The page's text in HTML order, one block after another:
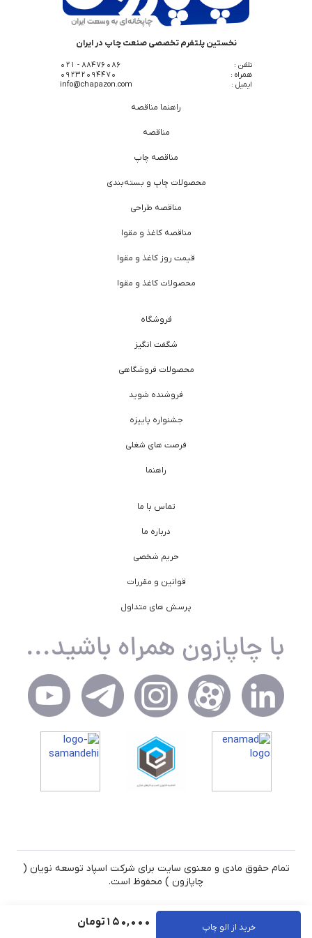
خرید از الو چاپ 150,000 تومان
نخستین پلتفرم تخصصی صنعت چاپ در ایران
تلفن :
88476086 - 021
همراه :
09232094470
ایمیل :
info@chapazon.com
راهنما مناقصه
مناقصه
مناقصه چاپ
محصولات چاپ و بسته‌بندی
مناقصه طراحی
مناقصه کاغذ و مقوا
قیمت روز کاغذ و مقوا
محصولات کاغذ و مقوا
فروشگاه
شگفت انگیز
محصولات فروشگاهی
فروشنده شوید
جشنواره پاییزه
فرصت های شغلی
راهنما
تماس با ما
درباره ما
حریم شخصی
قوانین و مقررات
پرسش های متداول
تمام حقوق مادی و معنوی سایت برای شرکت اسپاد توسعه نویان (
چاپازون ) محفوظ است.